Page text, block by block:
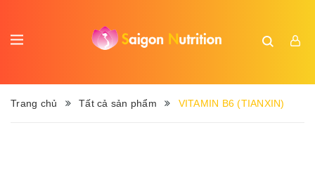
Trang chủ Tất cả sản phẩm VITAMIN B6 (TIANXIN)